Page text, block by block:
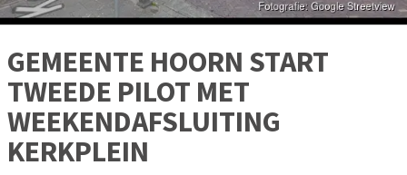
GEMEENTE HOORN START
TWEEDE PILOT MET
WEEKENDAFSLUITING
KERKPLEIN